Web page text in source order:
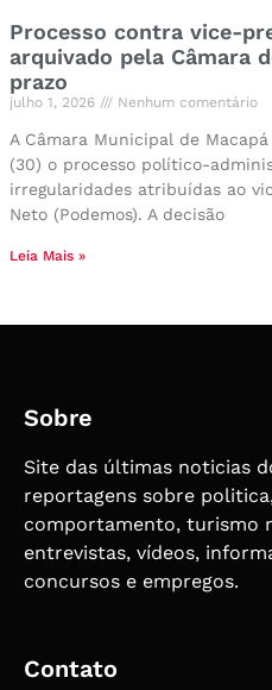
Processo contra vice-
arquivado pela Câmara
prazo
julho 1, 2026 Nenhum comentário
A Câmara Municipal de
(30) o processo político-
irregularidades atribuídas ao
Neto (Podemos). A decisão
Leia Mais »
Sobre
Site das últimas noticias
reportagens sobre
comportamento, turismo
entrevistas, vídeos,
concursos e empregos.
Contato